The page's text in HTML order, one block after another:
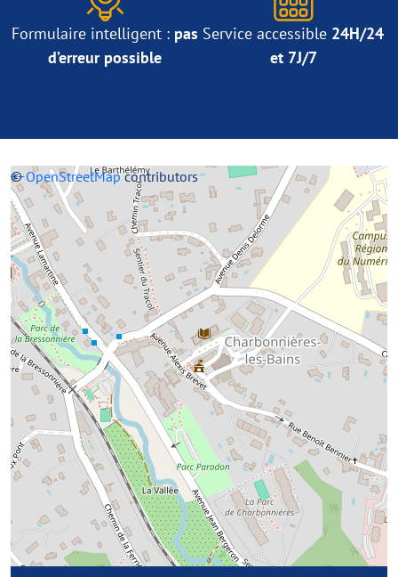
Formulaire intelligent : pas
d’erreur possible
Service accessible 24H/24
et 7J/7
+−
©OpenStreetMapcontributors